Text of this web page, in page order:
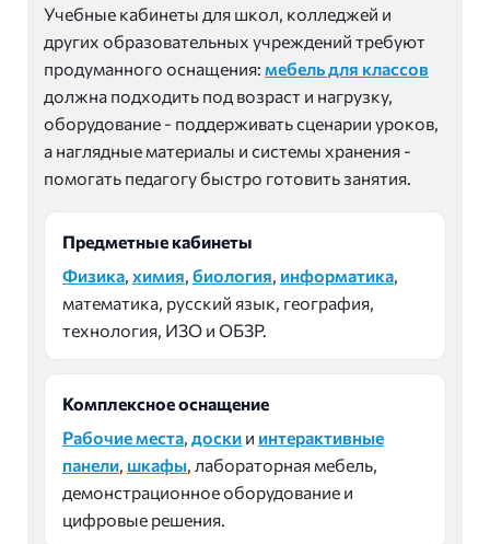
Учебные кабинеты для школ, колледжей и
других образовательных учреждений требуют
продуманного оснащения: мебель для классов
должна подходить под возраст и нагрузку,
оборудование - поддерживать сценарии уроков,
а наглядные материалы и системы хранения -
помогать педагогу быстро готовить занятия.
Предметные кабинеты
Физика, химия, биология, информатика,
математика, русский язык, география,
технология, ИЗО и ОБЗР.
Комплексное оснащение
Рабочие места, доски и интерактивные
панели, шкафы, лабораторная мебель,
демонстрационное оборудование и
цифровые решения.